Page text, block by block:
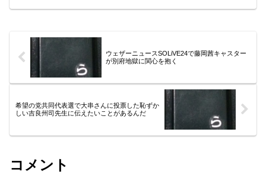
た。案の定その通りになり「あなたの日
ウェザーニュースSOLiVE24で藤岡茜キャスター
が別府地獄に関心を抱く
希望の党共同代表選で大串さんに投票した恥ずか
しい吉良州司先生に伝えたいことがあるんだ
コメント